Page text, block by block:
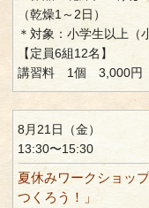
（乾燥1～2日）
＊対象：小学生以上（
【定員6組12名】
講習料 1個 3,000円（
8月21日（金）
13:30〜15:30
夏休みワークショッ
つくろう！」